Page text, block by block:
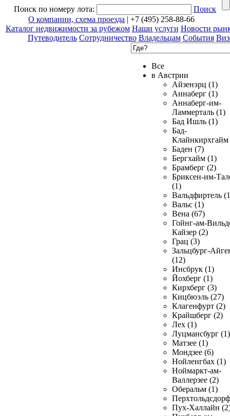
Поиск по номеру лота:
Поиск
О компании, схема проезда | +7 (495) 258-88-66
Каталог недвижимости за рубежом Наши услуги Новости
Путеводитель Сотрудничество Владельцам События
Все
в Австрии
Айзенэрц (1)
Аннаберг (1)
Аннаберг-им-
Ламмерталь (1)
Бад Ишль (1)
Бад-
Клайнкирхгайм
Баден (7)
Бергхайм (1)
Брамберг (2)
Бриксен-им-
(1)
Вальдфиртель
Вальс (1)
Вена (67)
Гойнг-ам-
Кайзер (2)
Грац (3)
Зальцбург-
(12)
Инсбрук (1)
Йохберг (1)
Кирхберг (3)
Кицбюэль (27)
Клагенфурт (2)
Крайшберг (2)
Лех (1)
Луцмансбург (1)
Матзее (1)
Мондзее (6)
Нойленгбах (1)
Ноймаркт-ам-
Валлерзее (2)
Оберальм (1)
Пух-Халлайн